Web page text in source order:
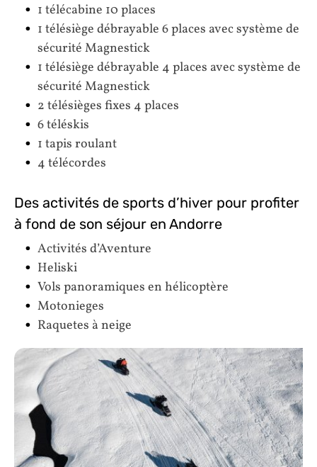
1 télécabine 10 places
1 télésiège débrayable 6 places avec système de
sécurité Magnestick
1 télésiège débrayable 4 places avec système de
sécurité Magnestick
2 télésièges fixes 4 places
6 téléskis
1 tapis roulant
4 télécordes
Des activités de sports d’hiver pour profiter
à fond de son séjour en Andorre
Activités d’Aventure
Heliski
Vols panoramiques en hélicoptère
Motonieges
Raquetes à neige